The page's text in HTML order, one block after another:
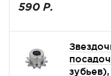
590 Р.